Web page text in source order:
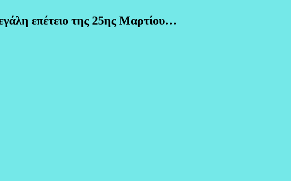
επέτειο της 25ης Μαρτίου…